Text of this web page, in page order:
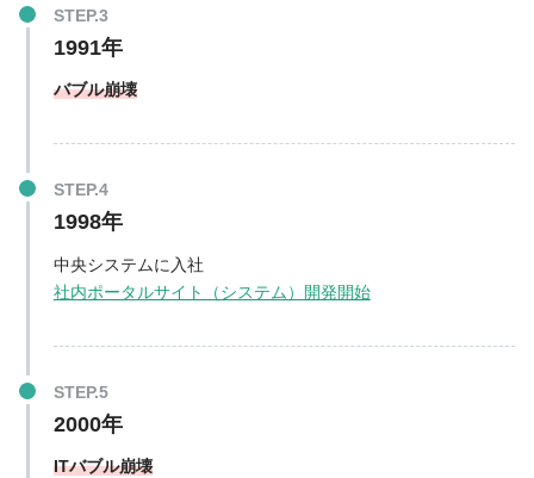
1991年
バブル崩壊
1998年
中央システムに入社
社内ポータルサイト（システム）開発開始
2000年
ITバブル崩壊